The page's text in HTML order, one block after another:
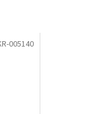
005140